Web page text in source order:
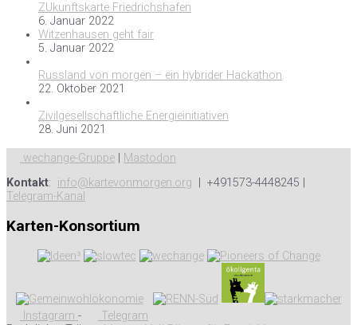
ZUkunftskarte Friedrichshafen
6. Januar 2022
Witzenhausen geht fair
5. Januar 2022
Russland von morgen – ein hybrider Hackathon
22. Oktober 2021
Zivilgesellschaftliche Energieinitiativen
28. Juni 2021
wechange-Gruppe
Mastodon
Kontakt: info@kartevonmorgen.org | +491573-4448245 |
Telegram-Kanal
Karten-Konsortium
Instagram -
Telegram